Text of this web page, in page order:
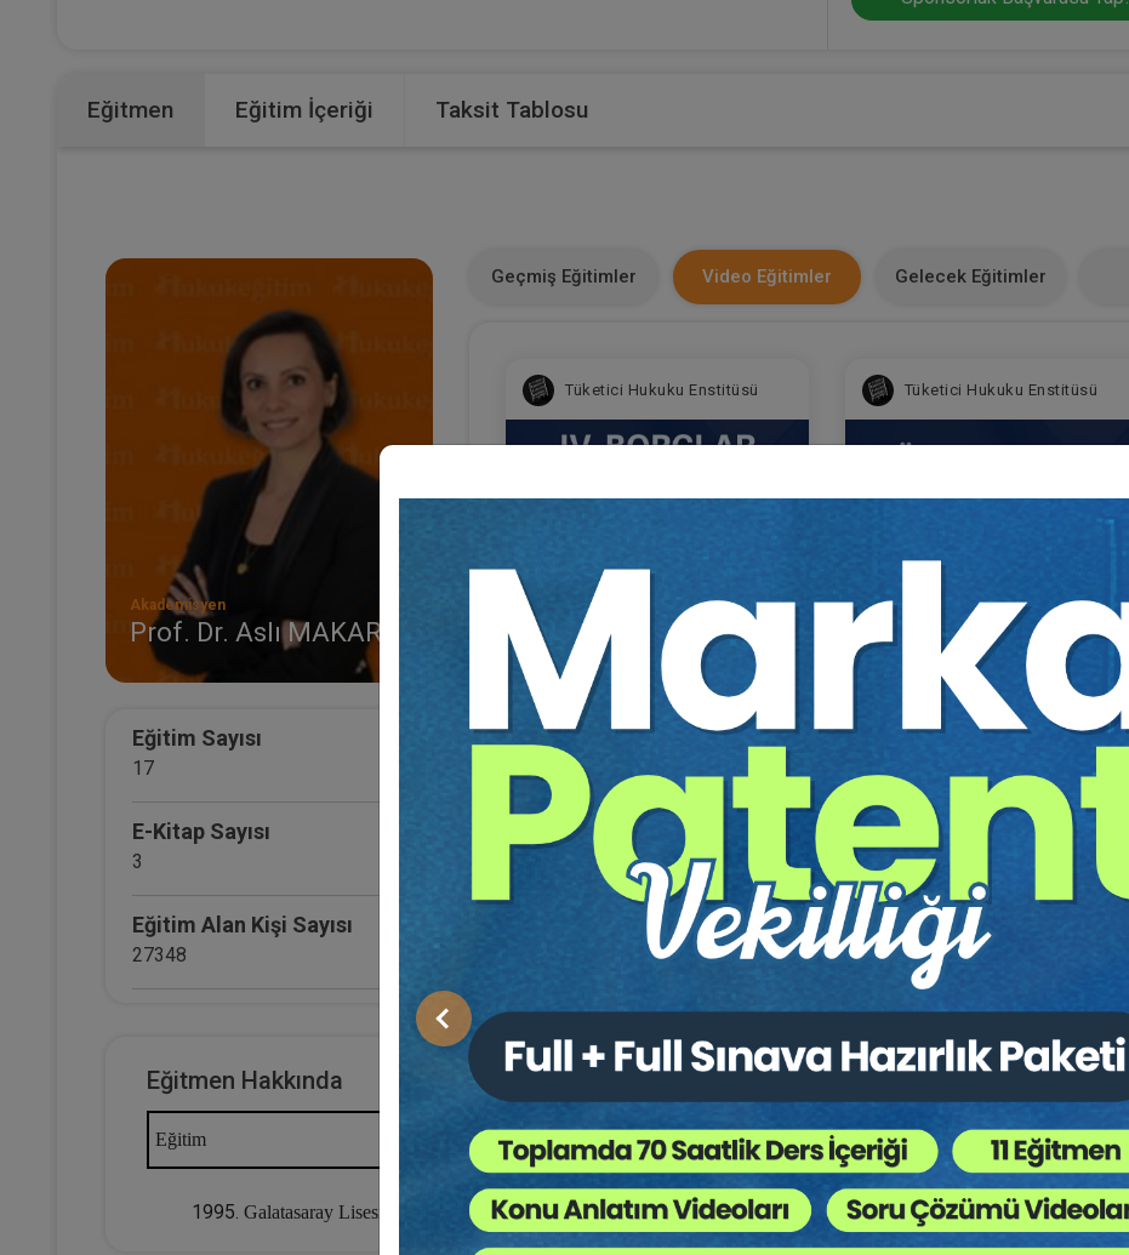
Önceki
Eğitmen Eğitim İçeriği Taksit Tablosu
Akademisyen
Prof. Dr. Aslı MAKARACI
Eğitim Sayısı
17
E-Kitap Sayısı
3
Eğitim Alan Kişi Sayısı
27348
Makale Sayısı
Geçmiş Eğitimler Video Eğitimler Gelecek Eğitimler
Tüketici Hukuku Enstitüsü
IV. Borçlar Hukuku Kongresi
Tüm Oturumlar (8 Oturum)
2160
TL
Sepete Ekle
Tüketici Hukuku Enstitüsü
Sözleşmeler Hukuku - 1 - IV.
Borçlar Hukuku Kongresi - VII.
Sepete Ekle
Tüketici Hukuku Enstitüsü
Hukuku Kongresi - V. Oturum
360
TL
Sepete Ekle
Tüketici Hukuku Enstitüsü
Taşınmaz Hukuku - IV. Borçlar
360
TL
Sepete Ekle
Eğitmen Hakkında
Eğitim
Galatasaray Lisesi